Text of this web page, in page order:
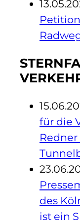
für die
des
ist ein